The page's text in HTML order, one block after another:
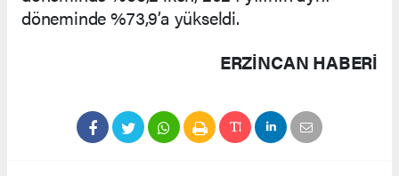
döneminde %73,9’a yükseldi.
ERZINCAN HABERİ